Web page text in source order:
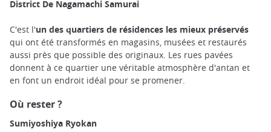
District De Nagamachi Samurai
C'est l'un des quartiers de résidences les mieux préservés
qui ont été transformés en magasins, musées et restaurés
aussi près que possible des originaux. Les rues pavées
donnent à ce quartier une véritable atmosphère d'antan et
en font un endroit idéal pour se promener.
Où rester ?
Sumiyoshiya Ryokan